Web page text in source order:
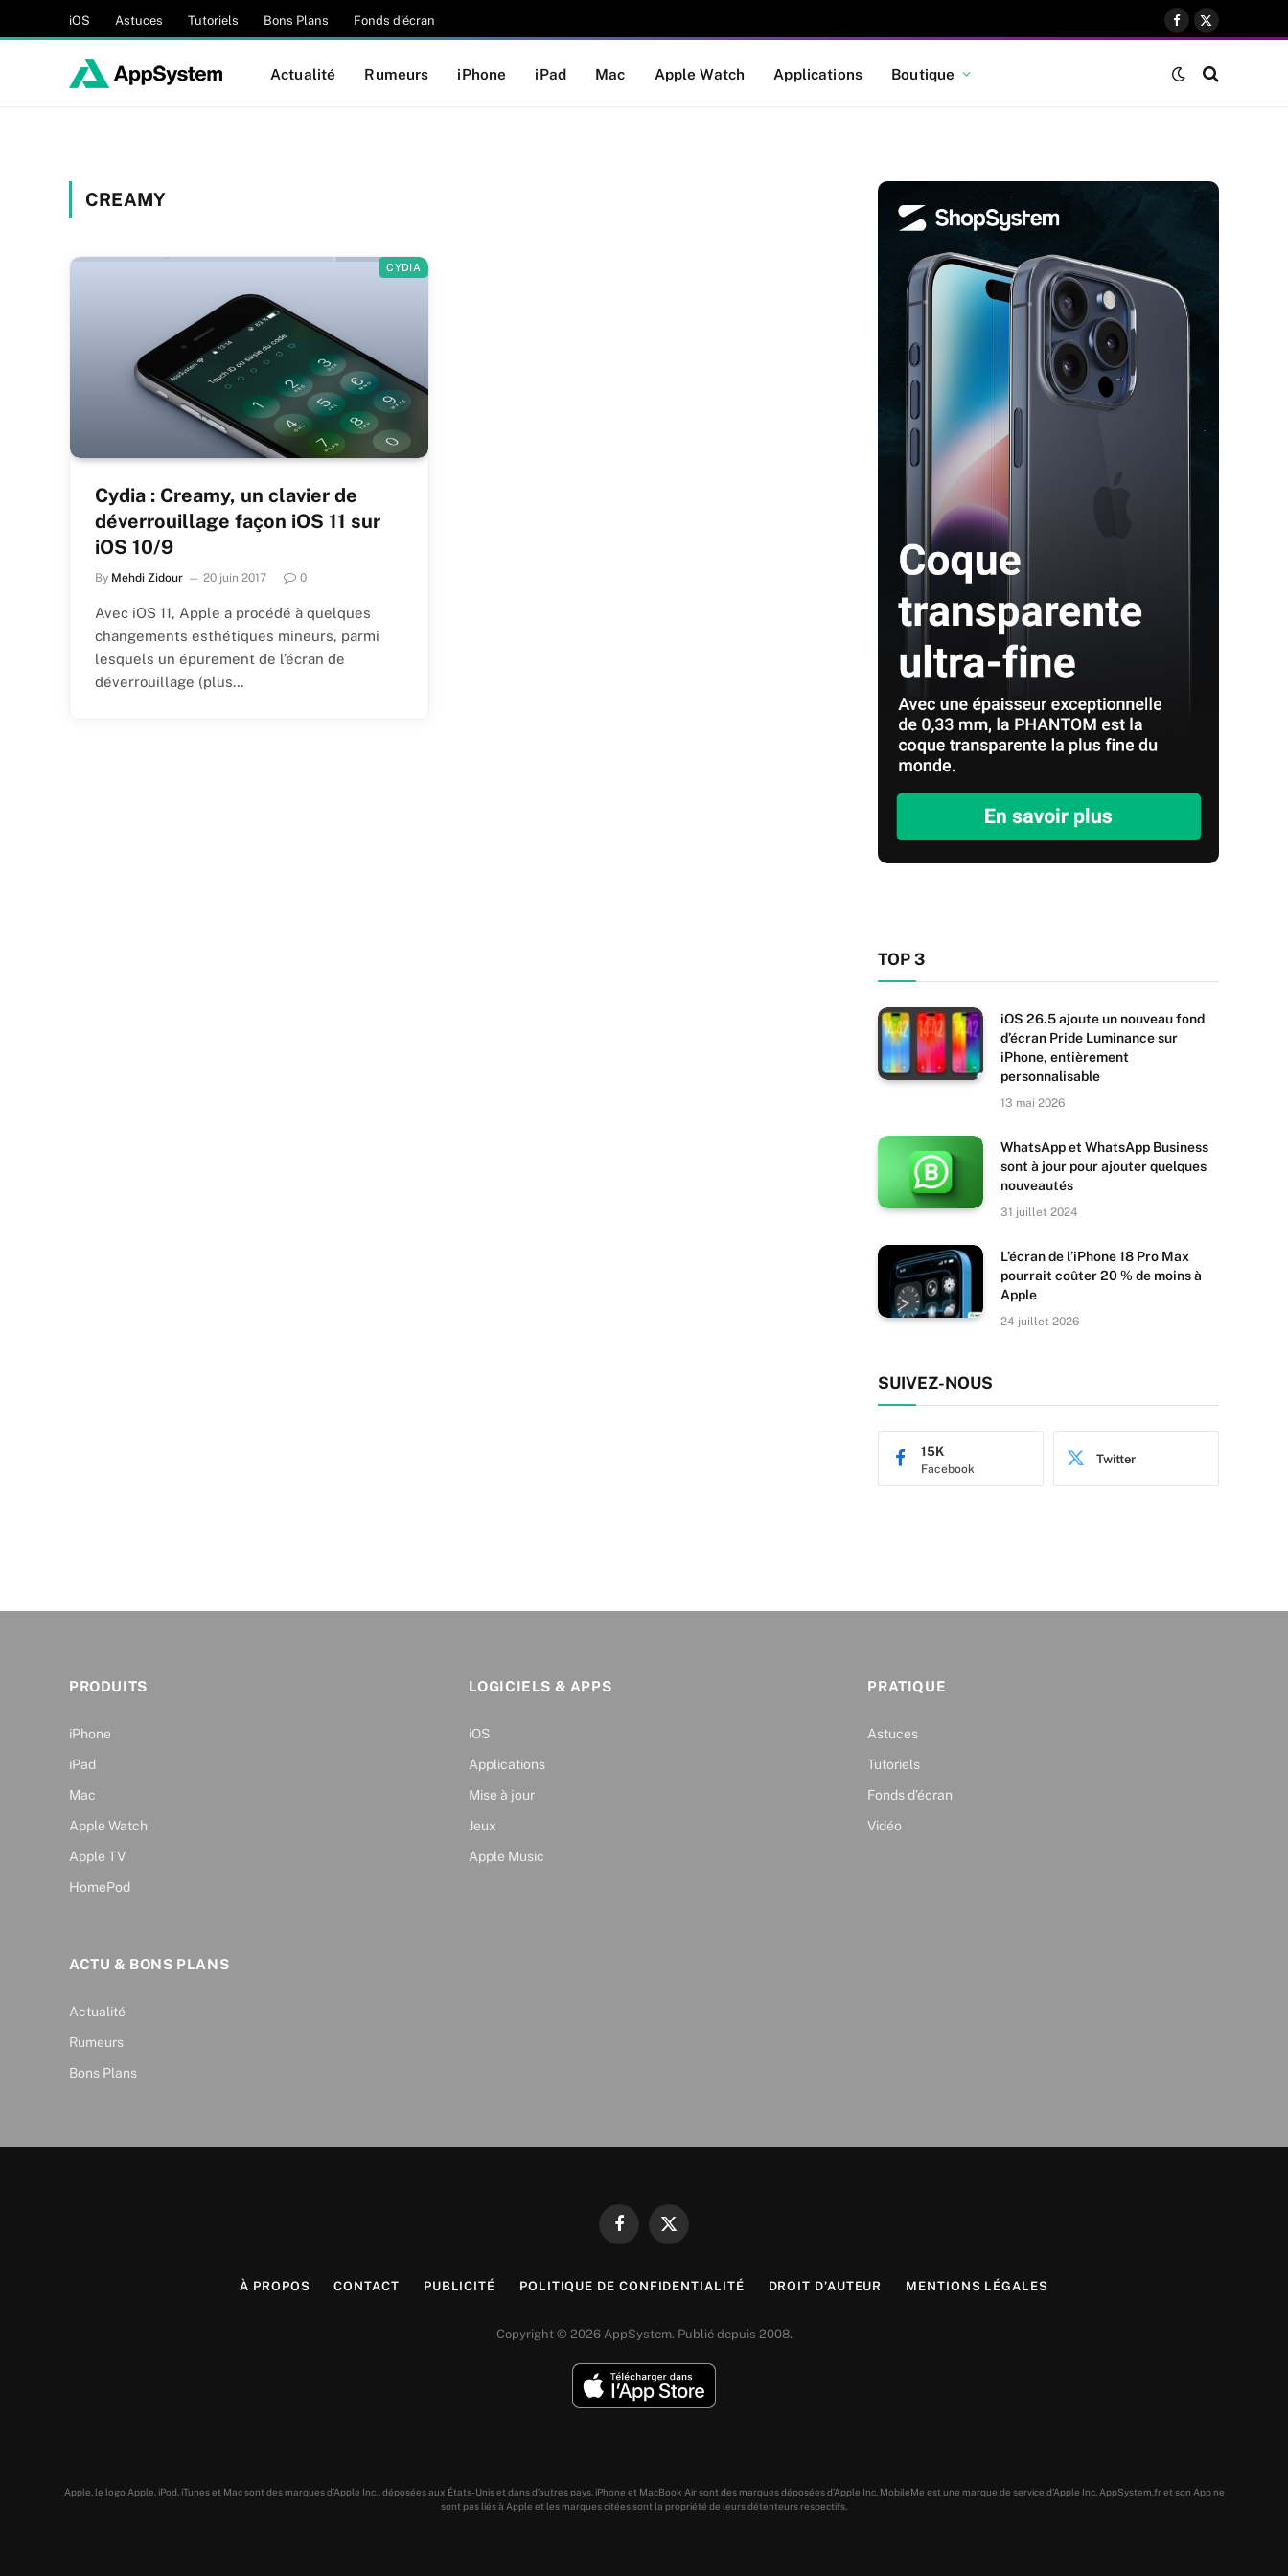
iOS Astuces Tutoriels Bons Plans Fonds d’écran
Facebook
X
Actualité Rumeurs iPhone iPad Mac Apple Watch Applications Boutique
CREAMY
CYDIA
Cydia : Creamy, un clavier de
déverrouillage façon iOS 11 sur
iOS 10/9
By Mehdi Zidour 20 juin 2017 0
Avec iOS 11, Apple a procédé à quelques
changements esthétiques mineurs, parmi
lesquels un épurement de l’écran de
déverrouillage (plus…
TOP 3
iOS 26.5 ajoute un nouveau fond
d’écran Pride Luminance sur
iPhone, entièrement
personnalisable
13 mai 2026
WhatsApp et WhatsApp Business
sont à jour pour ajouter quelques
nouveautés
31 juillet 2024
L’écran de l’iPhone 18 Pro Max
pourrait coûter 20 % de moins à
Apple
24 juillet 2026
SUIVEZ-NOUS
Facebook
15K Twitter
PRODUITS
iPhone
iPad
Mac
Apple Watch
Apple TV
HomePod
LOGICIELS & APPS
iOS
Applications
Mise à jour
Jeux
Apple Music
PRATIQUE
Astuces
Tutoriels
Fonds d’écran
Vidéo
ACTU & BONS PLANS
Actualité
Rumeurs
Bons Plans
FacebookX
À PROPOS CONTACT PUBLICITÉ POLITIQUE DE CONFIDENTIALITÉ DROIT D’AUTEUR MENTIONS LÉGALES
Copyright © 2026 AppSystem. Publié depuis 2008.
Apple, le logo Apple, iPod, iTunes et Mac sont des marques d’Apple Inc., déposées aux États-Unis et dans d’autres pays. iPhone et MacBook Air sont des marques déposées d’Apple Inc. MobileMe est une marque de service d’Apple Inc. AppSystem.fr et son App ne
sont pas liés à Apple et les marques citées sont la propriété de leurs détenteurs respectifs.